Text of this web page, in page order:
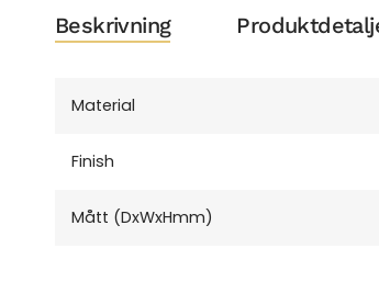
Beskrivning
Material
Finish
Mått (DxWxHmm)